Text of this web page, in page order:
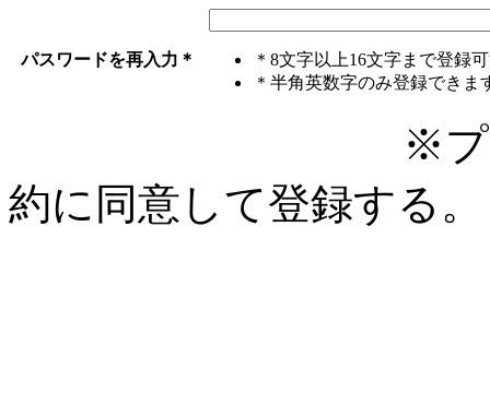
パスワードを再入力 ＊
＊8文字以上16文字まで登録
＊半角英数字のみ登録できま
※プ
約に同意して登録する。